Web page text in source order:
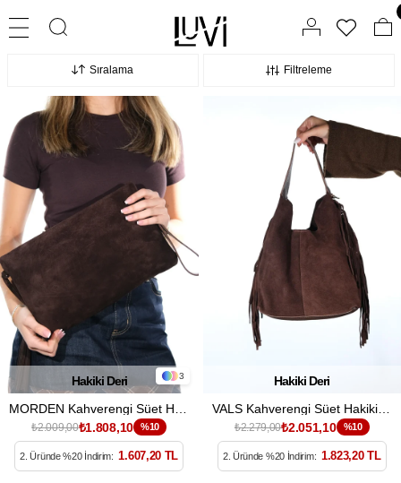
Filtreleme
Sıralama
3
MORDEN Kahverengi Süet Hakiki Deri Kadın Clutch Çanta
₺2.009,00₺1.808,10 %10
2. Üründe %20 İndirim: 1.607,20 TL
Hakiki Deri
VALS Kahverengi Süet Hakiki Deri Püsküllü Kadın Kol Çantası
₺2.279,00₺2.051,10 %10
2. Üründe %20 İndirim: 1.823,20 TL
Hakiki Deri